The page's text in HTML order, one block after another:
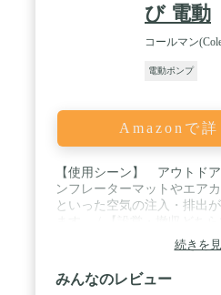
び 電動
コールマン
電動ポンプ
Amazonで詳
【使用シーン】 アウトド
ンフレーターマットやエア
といった空気の注入・排出
と排出の両方を行えるため
も活躍します。 / 【電池式
単一形乾電池×4本で動くた
取り回しがしやすくなって
続きを
みんなのレビュー